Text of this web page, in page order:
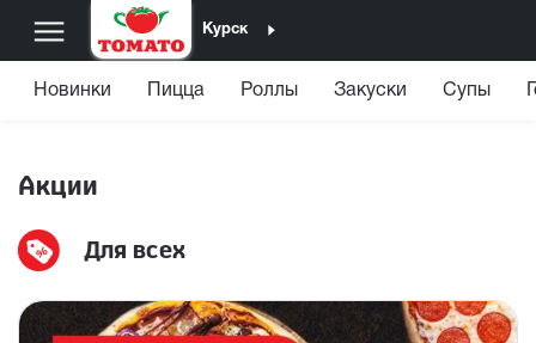
Курск
Новинки Пицца Роллы Закуски Супы
Акции
Для всех